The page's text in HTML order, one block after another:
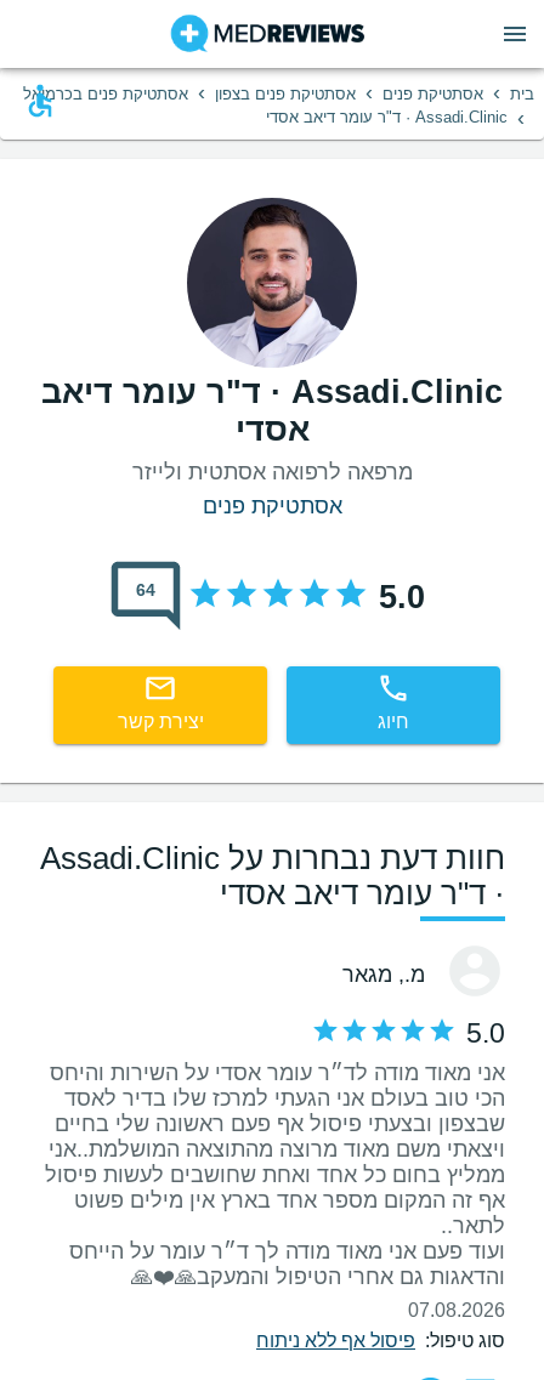
בית › אסתטיקת פנים › אסתטיקת פנים בצפון › אסתטיקת פנים בכרמיאל
› Assadi.Clinic · ד"ר עומר דיאב אסדי
Assadi.Clinic · ד"ר עומר דיאב
אסדי
מרפאה לרפואה אסתטית ולייזר
אסתטיקת פנים
5.0
64
חיוג יצירת קשר
חוות דעת נבחרות על Assadi.Clinic
· ד"ר עומר דיאב אסדי
מ., מגאר
5.0
אני מאוד מודה לד״ר עומר אסדי על השירות והיחס
הכי טוב בעולם אני הגעתי למרכז שלו בדיר לאסד
שבצפון ובצעתי פיסול אף פעם ראשונה שלי בחיים
ויצאתי משם מאוד מרוצה מהתוצאה המושלמת..אני
ממליץ בחום כל אחד ואחת שחושבים לעשות פיסול
אף זה המקום מספר אחד בארץ אין מילים פשוט
ועוד פעם אני מאוד מודה לך ד״ר עומר על הייחס
והדאגות גם אחרי הטיפול והמעקב🙏❤️🙏
07.08.2026
סוג טיפול: פיסול אף ללא ניתוח